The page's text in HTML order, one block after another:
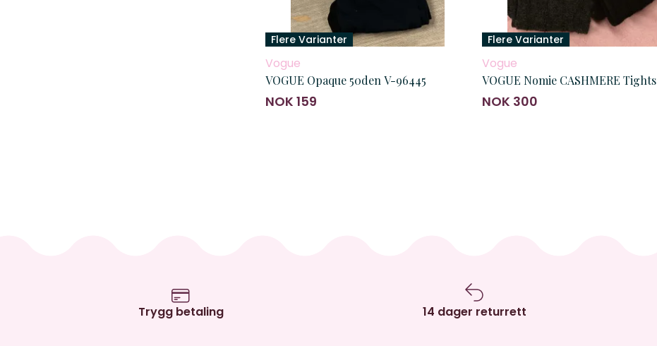
Flere Varianter
Vogue
VOGUE Opaque 50den V-96445
NOK 159
Flere Varianter
Vogue
VOGUE Nomie CASHMERE Tights
NOK 300
Trygg betaling 14 dager returrett